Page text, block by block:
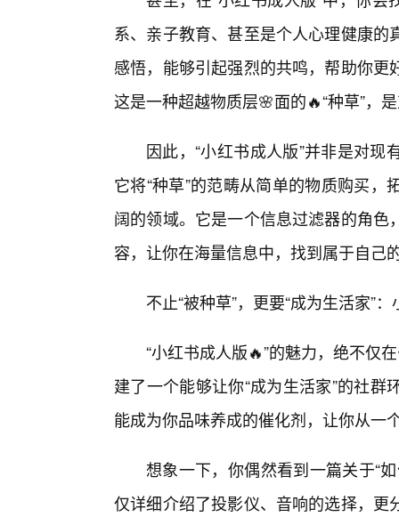
系、亲子教育、甚至是个人心理健康
感悟，能够引起强烈的共鸣，帮助你
这是一种超越物质层🌸面的🔥“种草”，
因此，“小红书成人版”并非是对
它将“种草”的范畴从简单的物质购买
阔的领域。它是一个信息过滤器的角
容，让你在海量信息中，找到属于自己
不止“被种草”，更要“成为生活家”
“小红书成人版🔥”的魅力，绝不仅
建了一个能够让你“成为生活家”的社
能成为你品味养成的催化剂，让你从一
想象一下，你偶然看到一篇关于“
仅详细介绍了投影仪、音响的选择，